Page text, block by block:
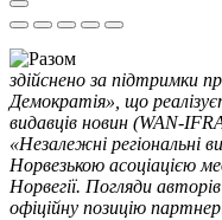
здійснено за підтримки
Демократія», що
видавців новин (WAN-
«Незалежні регіональні
Норвезькою асоціацією
Норвегії. Погляди
офіційну позицію